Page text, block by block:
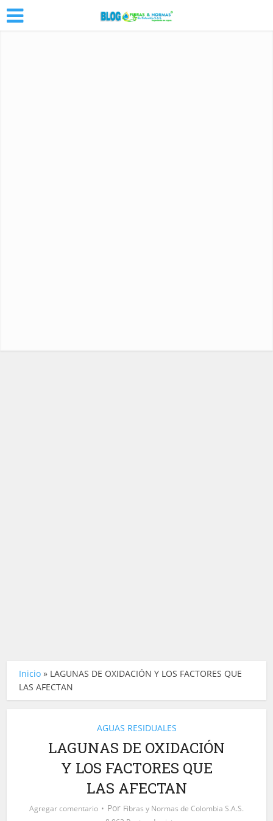
Inicio » LAGUNAS DE OXIDACIÓN Y LOS FACTORES QUE
LAS AFECTAN
AGUAS RESIDUALES
LAGUNAS DE OXIDACIÓN
Y LOS FACTORES QUE
LAS AFECTAN
Agregar comentario Por Fibras y Normas de Colombia S.A.S.